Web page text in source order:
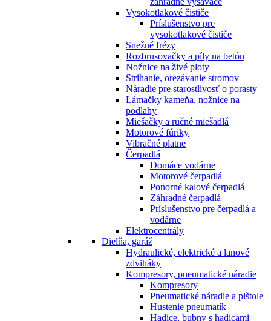
Vysokotlakové čističe
Príslušenstvo pre
vysokotlakové čističe
Snežné frézy
Rozbrusovačky a píly na betón
Nožnice na živé ploty
Strihanie, orezávanie stromov
Náradie pre starostlivosť o porasty
Lámačky kameňa, nožnice na
podlahy
Miešačky a ručné miešadlá
Motorové fúriky
Vibračné platne
Čerpadlá
Domáce vodárne
Motorové čerpadlá
Ponorné kalové čerpadlá
Záhradné čerpadlá
Príslušenstvo pre čerpadlá a
vodárne
Elektrocentrály
Dielňa, garáž
Hydraulické, elektrické a lanové
zdviháky
Kompresory, pneumatické náradie
Kompresory
Pneumatické náradie a pištole
Hustenie pneumatík
Hadice, bubny s hadicami